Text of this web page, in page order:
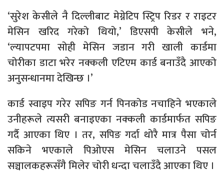
‘सुरेश केसीले नै दिल्लीबाट मेग्नेटिप स्ट्रिप रिडर र राइटर
मेसिन खरिद गरेको थियो,’ डिएसपी केसीले भने,
‘ल्यापटपमा सोही मेसिन जडान गरी खाली कार्डमा
चोरीका डाटा भरेर नक्कली एटिएम कार्ड बनाउँदै आएको
अनुसन्धानमा देखिन्छ ।’
कार्ड स्वाइप गरेर सपिङ गर्न पिनकोड नचाहिने भएकाले
उनीहरूले त्यसरी बनाइएका नक्कली कार्डमार्फत सपिङ
गर्दै आएका थिए । तर, सपिङ गर्दा थोरै मात्र पैसा चोर्न
सकिने भएकाले पिओएस मेसिन चलाउने पसल
सञ्चालकहरूसँगै मिलेर चोरी धन्दा चलाउँदै आएका थिए ।